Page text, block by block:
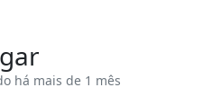
há mais de 1 mês